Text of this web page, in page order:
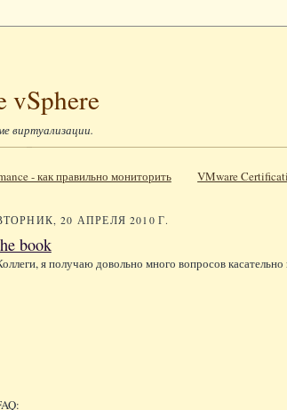
vSphere
виртуализации.
- как правильно мониторить VMware
20 АПРЕЛЯ 2010 Г.
book
я получаю довольно много вопросов